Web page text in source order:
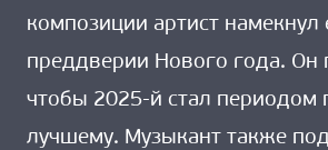
композиции артист намекнул
преддверии Нового года. Он
чтобы 2025-й стал периодом
лучшему. Музыкант также